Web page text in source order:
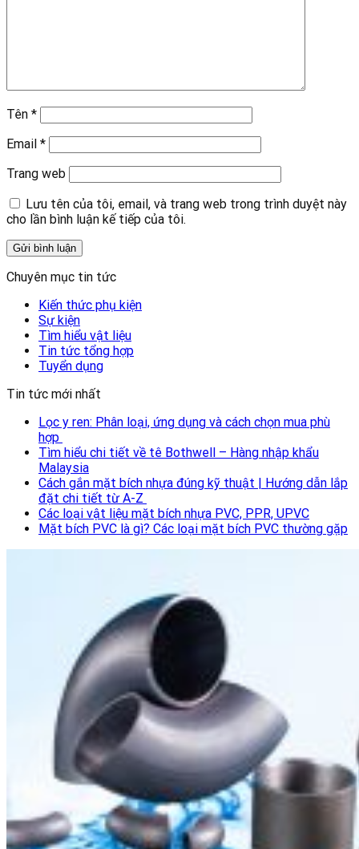
Tên *
Email *
Trang web
Lưu tên của tôi, email, và trang web trong trình duyệt này
cho lần bình luận kế tiếp của tôi.
Chuyên mục tin tức
Kiến thức phụ kiện
Sự kiện
Tìm hiểu vật liệu
Tin tức tổng hợp
Tuyển dụng
Tin tức mới nhất
Lọc y ren: Phân loại, ứng dụng và cách chọn mua phù
hợp
Tìm hiểu chi tiết về tê Bothwell – Hàng nhập khẩu
Malaysia
Cách gắn mặt bích nhựa đúng kỹ thuật | Hướng dẫn lắp
đặt chi tiết từ A-Z
Các loại vật liệu mặt bích nhựa PVC, PPR, UPVC
Mặt bích PVC là gì? Các loại mặt bích PVC thường gặp